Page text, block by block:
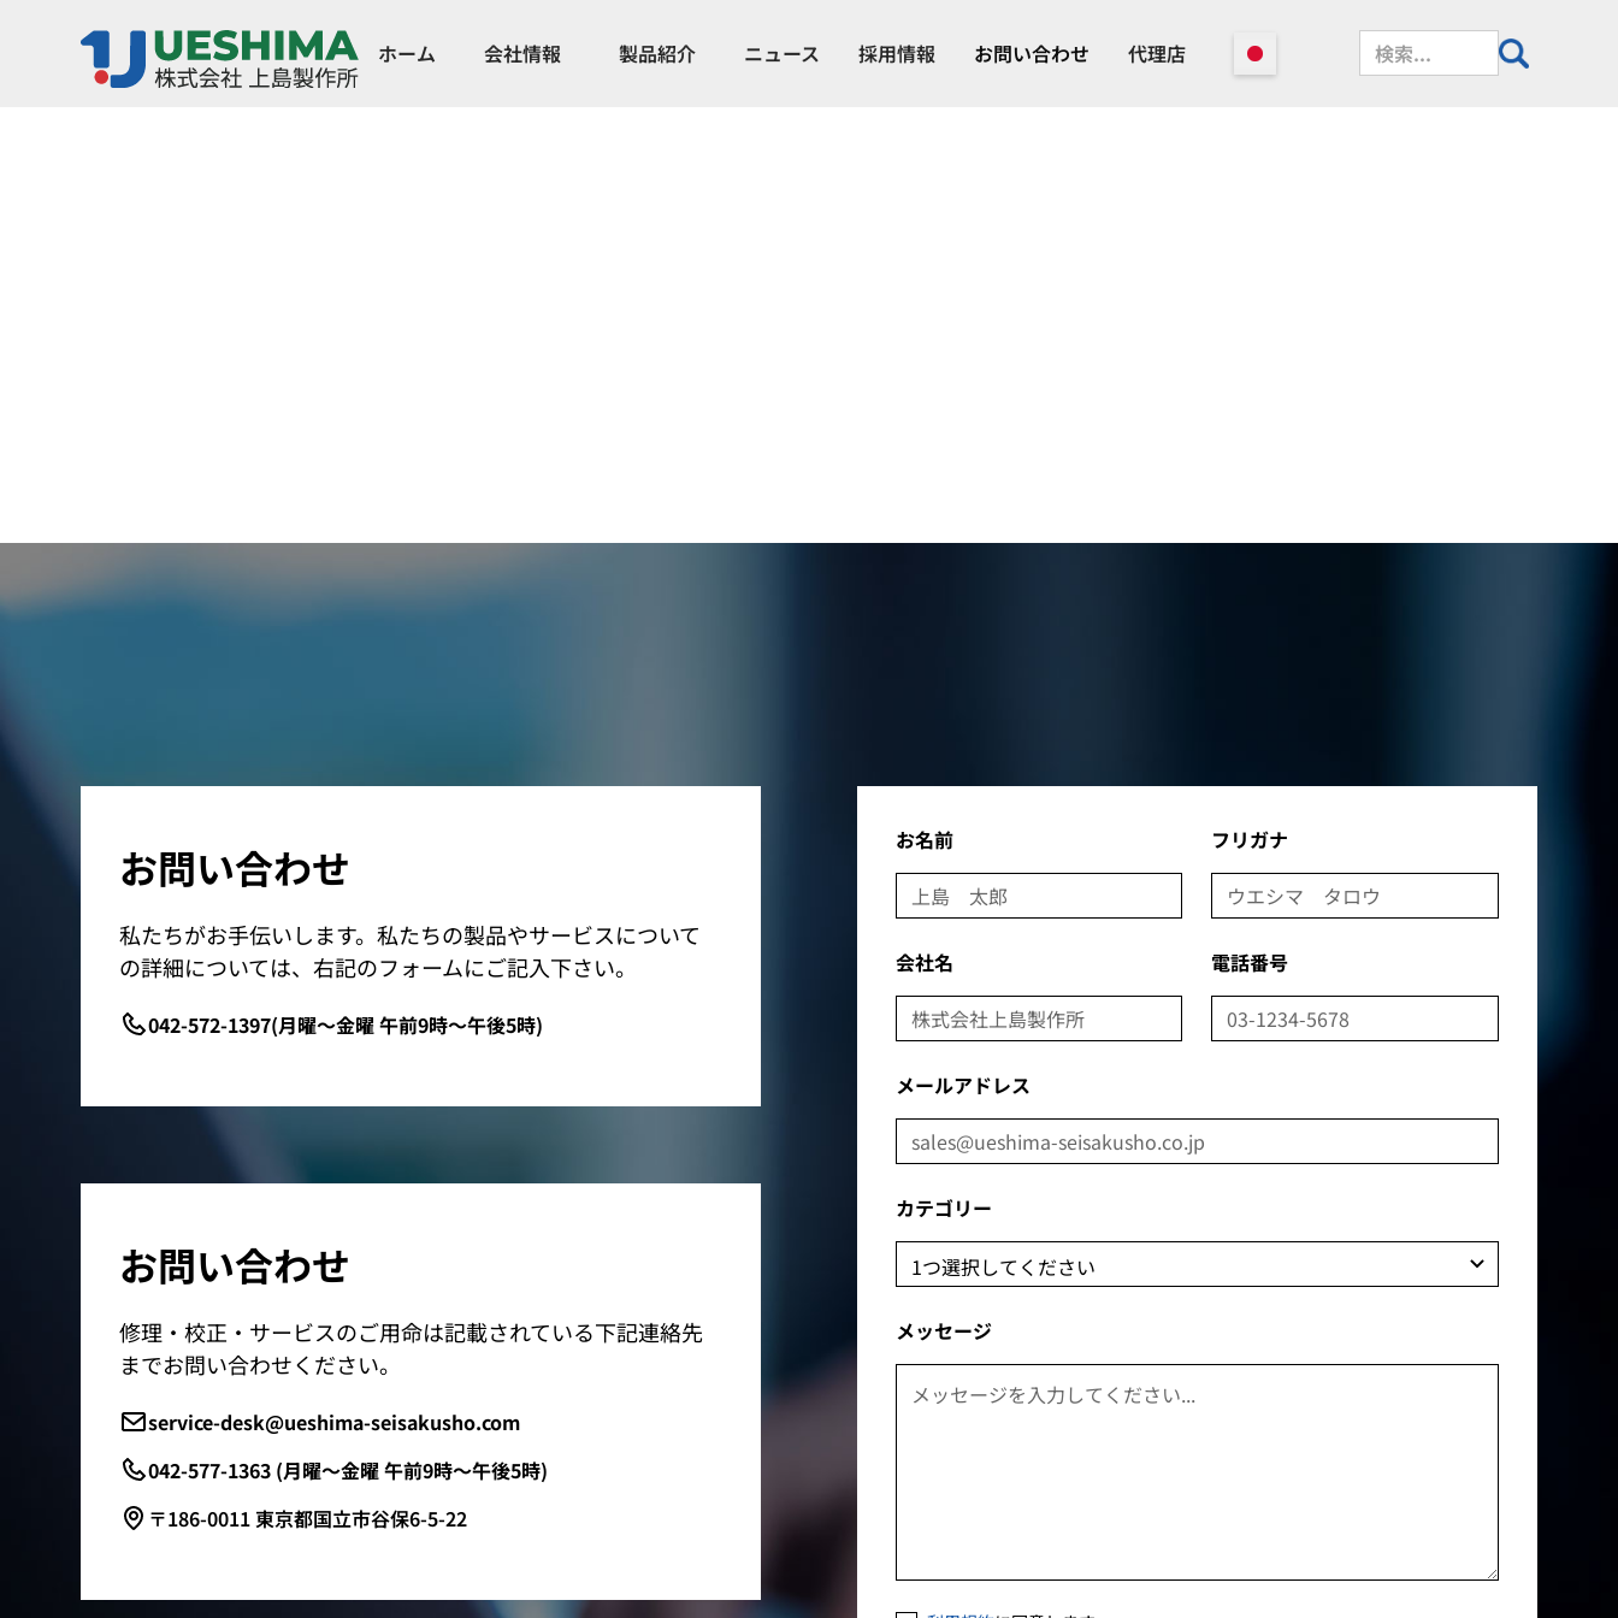
ホーム 会社情報 製品紹介 ニュース 採用情報 お問い合わせ 代理店
お問い合わせ
私たちがお手伝いします。私たちの製品やサービスについて
の詳細については、右記のフォームにご記入下さい。
042-572-1397(月曜～金曜 午前9時～午後5時)
お問い合わせ
修理・校正・サービスのご用命は記載されている下記連絡先
までお問い合わせください。
service-desk@ueshima-seisakusho.com
042-577-1363 (月曜～金曜 午前9時～午後5時)
〒186-0011 東京都国立市谷保6-5-22
お名前 フリガナ
会社名 電話番号
メールアドレス
カテゴリー
メッセージ